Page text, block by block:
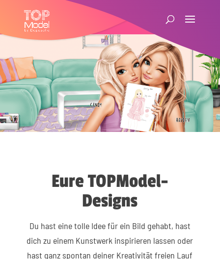
Eure TOPModel-
Designs
Du hast eine tolle Idee für ein Bild gehabt, hast
dich zu einem Kunstwerk inspirieren lassen oder
hast ganz spontan deiner Kreativität freien Lauf